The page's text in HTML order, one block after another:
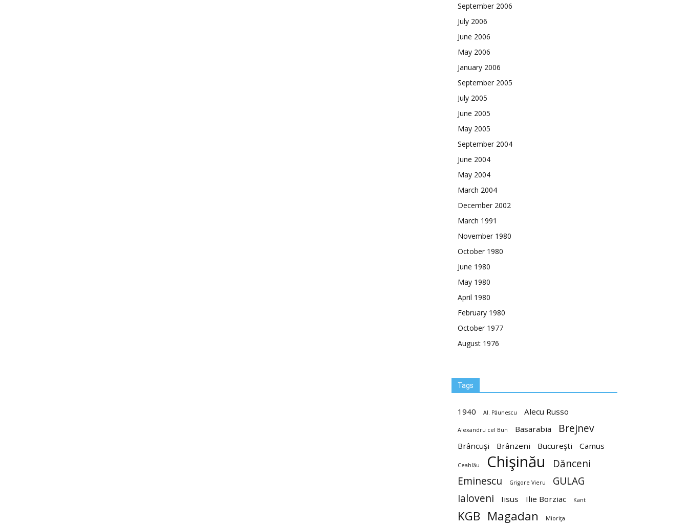
September 2006
July 2006
June 2006
May 2006
January 2006
September 2005
July 2005
June 2005
May 2005
September 2004
June 2004
May 2004
March 2004
December 2002
March 1991
November 1980
October 1980
June 1980
May 1980
April 1980
February 1980
October 1977
August 1976
Tags
1940 Al. Păunescu Alecu Russo
Alexandru cel Bun Basarabia Brejnev
Brâncuşi Brânzeni Bucureşti Camus
Ceahlău Chişinău
Dănceni
Eminescu
Grigore Vieru
GULAG
Ialoveni
Iisus Ilie Borziac Kant
KGB Magadan Mioriţa